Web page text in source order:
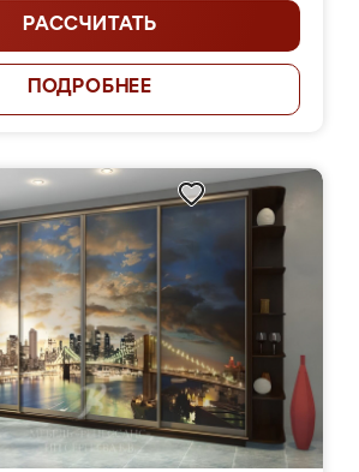
РАССЧИТАТЬ
ПОДРОБНЕЕ